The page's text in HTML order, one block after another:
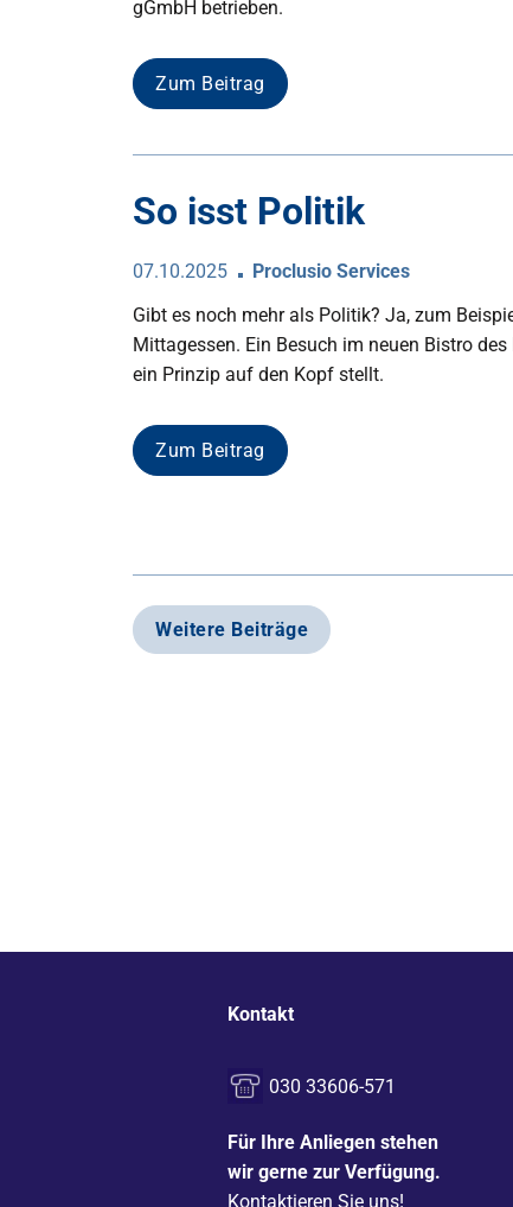
gGmbH betrieben.
Zum Beitrag
So isst Politik
07.10.2025
Proclusio Services
Gibt es noch mehr als Politik? Ja, zum
Mittagessen. Ein Besuch im neuen Bistro
ein Prinzip auf den Kopf stellt.
Zum Beitrag
Weitere Beiträge
Kontakt
030 33606-571
Für Ihre Anliegen stehen
wir gerne zur Verfügung.
Kontaktieren Sie uns!